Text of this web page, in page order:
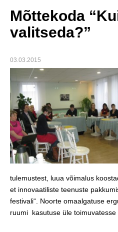
Mõttekoda
valitseda?”
03.03.2015
tulemustest, luua võimalus
et innovaatiliste teenuste
festivali“. Noorte omaalgatuse
ruumi kasutuse üle toimuvatesse